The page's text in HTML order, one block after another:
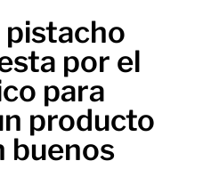
pistacho
por el
para
producto
buenos